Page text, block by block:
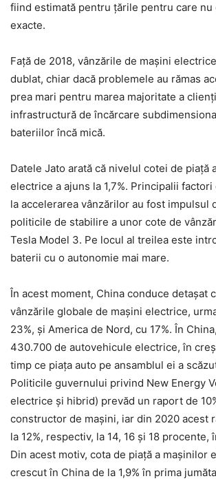
fiind estimată pentru țările pentru care nu
exacte.
Față de 2018, vânzările de mașini
dublat, chiar dacă problemele au rămas
prea mari pentru marea majoritate a
infrastructură de încărcare
bateriilor încă mică.
Datele Jato arată că nivelul cotei de piață
electrice a ajuns la 1,7%. Principalii factori
la accelerarea vânzărilor au fost impulsul
politicile de stabilire a unor cote de
Tesla Model 3. Pe locul al treilea este
baterii cu o autonomie mai mare.
În acest moment, China conduce detașat
vânzările globale de mașini electrice,
23%, și America de Nord, cu 17%. În
430.700 de autovehicule electrice, în
timp ce piața auto pe ansamblul ei a
Politicile guvernului privind New Energy
electrice și hibrid) prevăd un raport de
constructor de mașini, iar din 2020 acest
la 12%, respectiv, la 14, 16 și 18 procente,
Din acest motiv, cota de piață a mașinilor
crescut în China de la 1,9% în prima